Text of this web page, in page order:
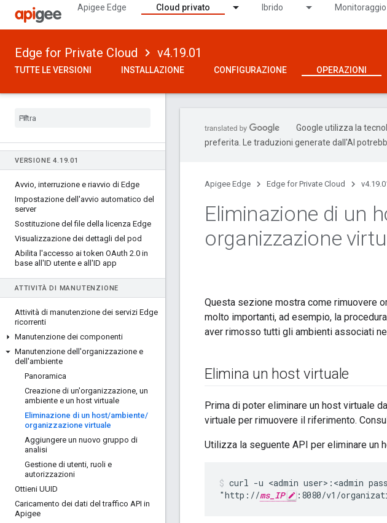
Apigee Edge Cloud privato Ibrido Monitoraggio
Edge for Private Cloud v4.19.01
TUTTE LE VERSIONI INSTALLAZIONE CONFIGURAZIONE OPERAZIONI
VERSIONE 4.19.01
Avvio, interruzione e riavvio di Edge
Impostazione dell'avvio automatico del
server
Sostituzione del file della licenza Edge
Visualizzazione dei dettagli del pod
Abilita l'accesso ai token OAuth 2.0 in
base all'ID utente e all'ID app
ATTIVITÀ DI MANUTENZIONE
Attività di manutenzione dei servizi Edge
ricorrenti
Manutenzione dei componenti
Manutenzione dell'organizzazione e
dell'ambiente
Panoramica
Creazione di un'organizzazione, un
ambiente e un host virtuale
Eliminazione di un host/ambiente/
organizzazione virtuale
Aggiungere un nuovo gruppo di
analisi
Gestione di utenti, ruoli e
autorizzazioni
Ottieni UUID
Caricamento dei dati del traffico API in
Apigee
Google utilizza la
preferita. Le traduzioni generate dall'AI
Apigee Edge Edge for Private Cloud
Eliminazione di un
organizzazione
Questa sezione mostra come rimuovere
molto importanti, ad esempio, la
aver rimosso tutti gli ambienti associati
Elimina un host virtuale
Prima di poter eliminare un host virtuale
virtuale per rimuovere il riferimento.
Utilizza la seguente API per eliminare un
curl -u <admin user>:<admin
"http://ms_IP :8080/v1/